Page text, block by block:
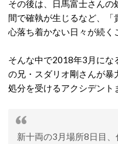
その後は、日馬富士さん
間で確執が生じるなど、
心落ち着かない日々が続く
そんな中で2018年3月にな
の兄・スダリオ剛さんが暴
処分を受けるアクシデント
新十両の3月場所8日目